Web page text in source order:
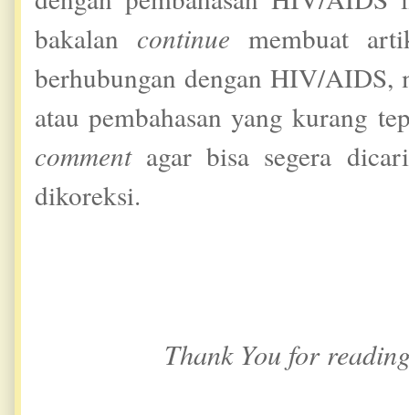
bakalan continue membuat
berhubungan dengan HIV/AIDS,
atau pembahasan yang kurang
comment agar bisa segera
dikoreksi.
Thank You for